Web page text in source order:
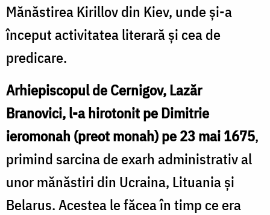
Mănăstirea Kirillov din Kiev, unde și-a
început activitatea literară și cea de
predicare.
Arhiepiscopul de Cernigov, Lazăr
Branovici, l-a hirotonit pe Dimitrie
ieromonah (preot monah) pe 23 mai 1675,
primind sarcina de exarh administrativ al
unor mănăstiri din Ucraina, Lituania și
Belarus. Acestea le făcea în timp ce era